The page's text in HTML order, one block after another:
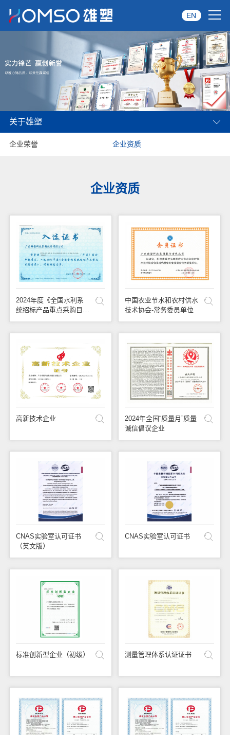
关于雄塑
品牌服务
投资者关系
经典案例
联系我们
EN
关于雄塑
企业荣誉 企业资质
企业资质
2024年度《全国水利系
统招标产品重点采购目
录》
中国农业节水和农村供水
技术协会-常务委员单位
高新技术企业
2024年全国“质量月”质量
诚信倡议企业
CNAS实验室认可证书
（英文版）
CNAS实验室认可证书
标准创新型企业（初级） 测量管理体系认证证书